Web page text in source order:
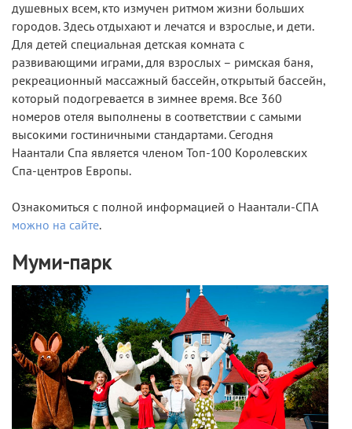
душевных всем, кто измучен ритмом жизни больших
городов. Здесь отдыхают и лечатся и взрослые, и дети.
Для детей специальная детская комната с
развивающими играми, для взрослых – римская баня,
рекреационный массажный бассейн, открытый бассейн,
который подогревается в зимнее время. Все 360
номеров отеля выполнены в соответствии с самыми
высокими гостиничными стандартами. Сегодня
Наантали Спа является членом Топ-100 Королевских
Спа-центров Европы.
Ознакомиться с полной информацией о Наантали-СПА
можно на сайте.
Муми-парк